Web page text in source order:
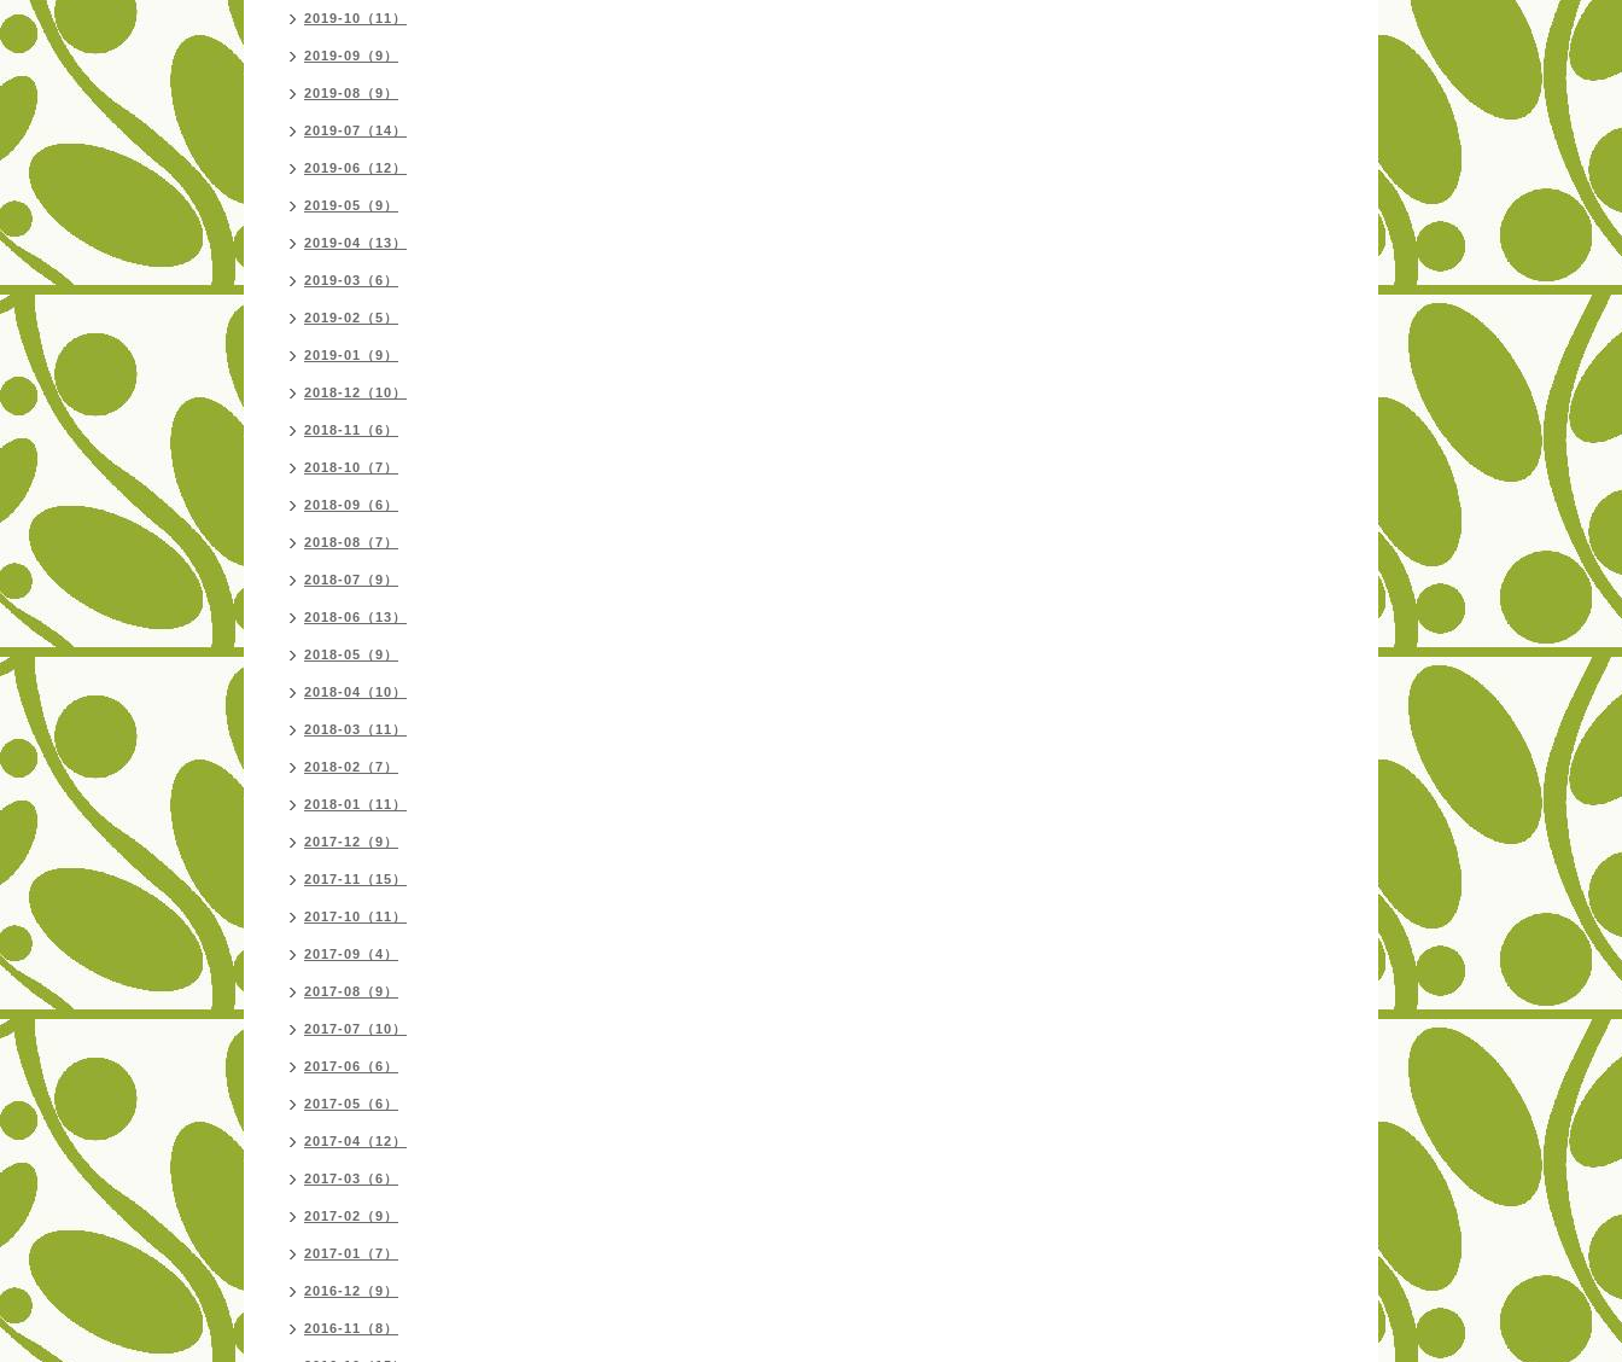
2019-10（11）
2019-09（9）
2019-08（9）
2019-07（14）
2019-06（12）
2019-05（9）
2019-04（13）
2019-03（6）
2019-02（5）
2019-01（9）
2018-12（10）
2018-11（6）
2018-10（7）
2018-09（6）
2018-08（7）
2018-07（9）
2018-06（13）
2018-05（9）
2018-04（10）
2018-03（11）
2018-02（7）
2018-01（11）
2017-12（9）
2017-11（15）
2017-10（11）
2017-09（4）
2017-08（9）
2017-07（10）
2017-06（6）
2017-05（6）
2017-04（12）
2017-03（6）
2017-02（9）
2017-01（7）
2016-12（9）
2016-11（8）